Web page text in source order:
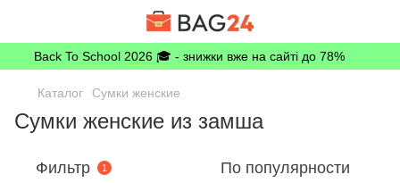
Back To School 2026 🎓 - знижки вже на сайті до 78%
Каталог Сумки женские
Сумки женские из замша
Фильтр 1 По популярности